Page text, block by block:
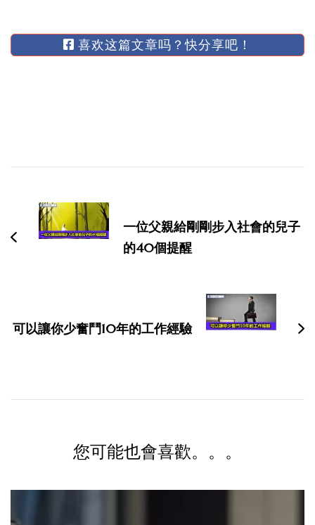
喜欢这篇文章吗？快分享吧！
航
一位父親給剛剛步入社會的兒子
的40個提醒
可以讓你少奮鬥10年的工作經驗
您可能也會喜歡。。。